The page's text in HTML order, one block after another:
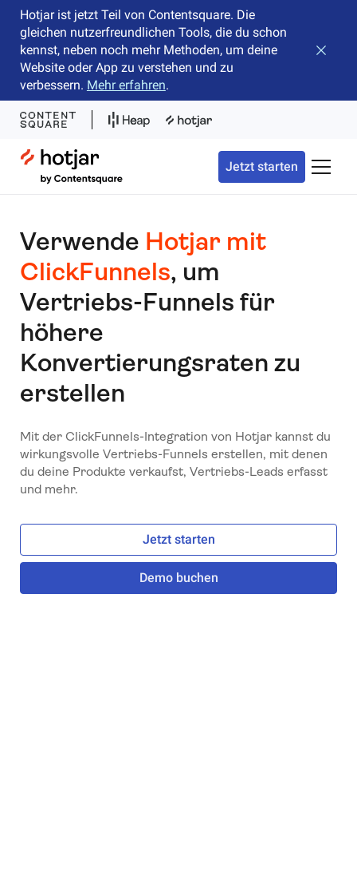
Hotjar ist jetzt Teil von Contentsquare. Die
gleichen nutzerfreundlichen Tools, die du schon
kennst, neben noch mehr Methoden, um deine
Website oder App zu verstehen und zu
verbessern. Mehr erfahren.
Hotjar Logo
Jetzt starten
Verwende Hotjar mit
ClickFunnels, um
Vertriebs-Funnels für
höhere
Konvertierungsraten zu
erstellen
Mit der ClickFunnels-Integration von Hotjar kannst du
wirkungsvolle Vertriebs-Funnels erstellen, mit denen
du deine Produkte verkaufst, Vertriebs-Leads erfasst
und mehr.
Jetzt starten
Demo buchen